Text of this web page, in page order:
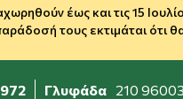
έως και τις 15
τους εκτιμάται ότι
Γλυφάδα 210